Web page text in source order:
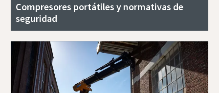
Compresores portátiles y normativas de
seguridad